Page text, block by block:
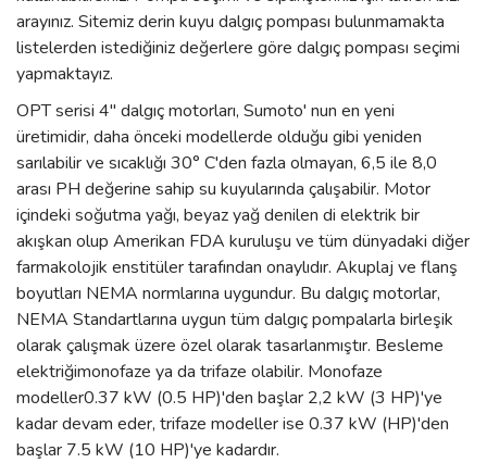
arayınız. Sitemiz derin kuyu dalgıç pompası bulunmamakta
listelerden istediğiniz değerlere göre dalgıç pompası seçimi
yapmaktayız.
OPT serisi 4" dalgıç motorları, Sumoto' nun en yeni
üretimidir, daha önceki modellerde olduğu gibi yeniden
sarılabilir ve sıcaklığı 30° C'den fazla olmayan, 6,5 ile 8,0
arası PH değerine sahip su kuyularında çalışabilir. Motor
içindeki soğutma yağı, beyaz yağ denilen di elektrik bir
akışkan olup Amerikan FDA kuruluşu ve tüm dünyadaki diğer
farmakolojik enstitüler tarafından onaylıdır. Akuplaj ve flanş
boyutları NEMA normlarına uygundur. Bu dalgıç motorlar,
NEMA Standartlarına uygun tüm dalgıç pompalarla birleşik
olarak çalışmak üzere özel olarak tasarlanmıştır. Besleme
elektriğimonofaze ya da trifaze olabilir. Monofaze
modeller0.37 kW (0.5 HP)'den başlar 2,2 kW (3 HP)'ye
kadar devam eder, trifaze modeller ise 0.37 kW (HP)'den
başlar 7.5 kW (10 HP)'ye kadardır.